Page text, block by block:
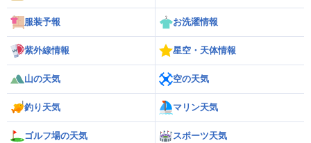
服装予報 お洗濯情報
紫外線情報 星空・天体情報
山の天気 空の天気
釣り天気 マリン天気
ゴルフ場の天気 スポーツ天気